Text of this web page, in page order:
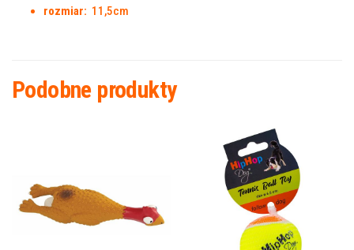
rozmiar: 11,5cm
Podobne produkty